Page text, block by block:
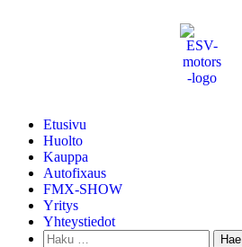
Etusivu
Huolto
Kauppa
Autofixaus
FMX-SHOW
Yritys
Yhteystiedot